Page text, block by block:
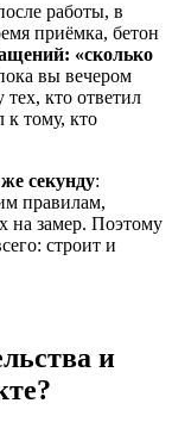
работы, в
приёмка, бетон
«сколько
вы вечером
кто ответил
тому, кто
секунду:
правилам,
на замер. Поэтому
строит и
и